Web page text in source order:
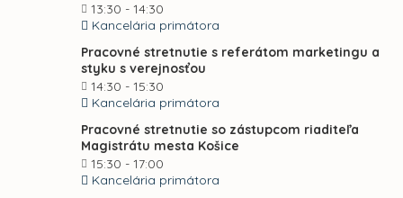
13:30 - 14:30
Kancelária primátora
Pracovné stretnutie s referátom marketingu a
styku s verejnosťou
14:30 - 15:30
Kancelária primátora
Pracovné stretnutie so zástupcom riaditeľa
Magistrátu mesta Košice
15:30 - 17:00
Kancelária primátora